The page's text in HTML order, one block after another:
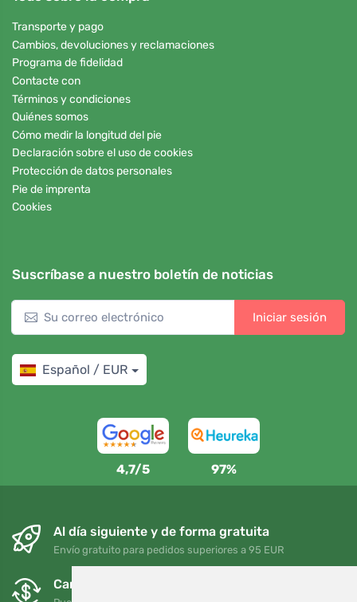
Transporte y pago
Cambios, devoluciones y reclamaciones
Programa de fidelidad
Contacte con
Términos y condiciones
Quiénes somos
Cómo medir la longitud del pie
Declaración sobre el uso de cookies
Protección de datos personales
Pie de imprenta
Cookies
Suscríbase a nuestro boletín de noticias
Iniciar sesión
Español / EUR
4,7/5 97%
Al día siguiente y de forma gratuita
Envío gratuito para pedidos superiores a 95 EUR
Cambios y devoluciones gratuitos